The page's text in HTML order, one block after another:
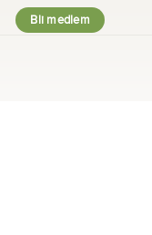
Bli medlem